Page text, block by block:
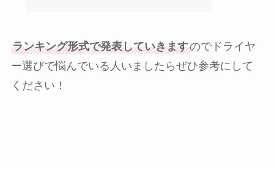
ランキング形式で発表していきますのでドライヤ
ー選びで悩んでいる人いましたらぜひ参考にして
ください！